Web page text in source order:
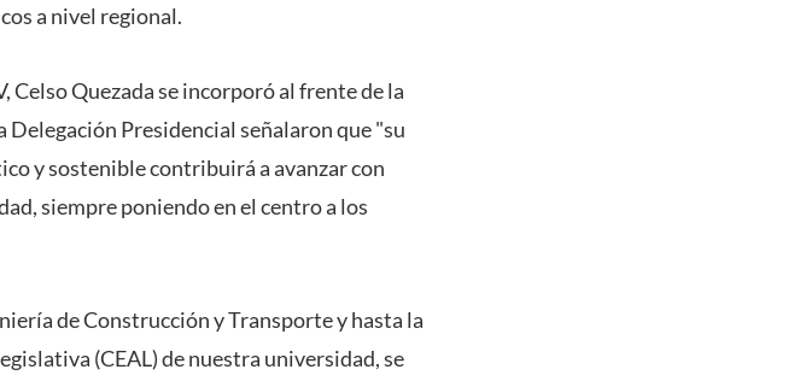
a nivel regional.
Quezada se incorporó al frente de la
Presidencial señalaron que "su
y sostenible contribuirá a avanzar con
siempre poniendo en el centro a los
de Construcción y Transporte y hasta la
(CEAL) de nuestra universidad, se